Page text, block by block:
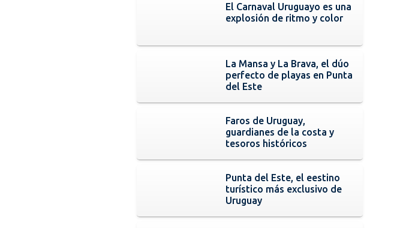
El Carnaval Uruguayo es una
explosión de ritmo y color
La Mansa y La Brava, el dúo
perfecto de playas en Punta
del Este
Faros de Uruguay,
guardianes de la costa y
tesoros históricos
Punta del Este, el eestino
turístico más exclusivo de
Uruguay